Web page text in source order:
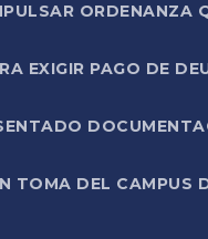
EXIGIR PAGO DE
DEL CAMPUS